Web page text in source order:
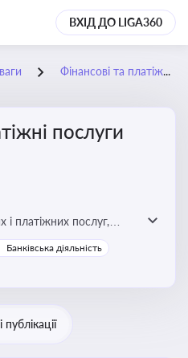
ВХІД ДО LIGA360
Фінансові та платіжні послуги
послуги
і платіжних послуг,
платежів та
Банківська діяльність
публікації